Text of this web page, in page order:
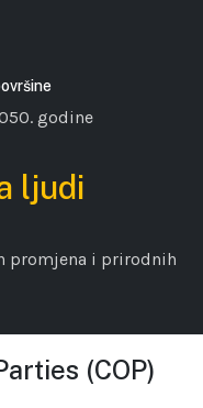
godine
ljudi
promjena i prirodnih
(COP)